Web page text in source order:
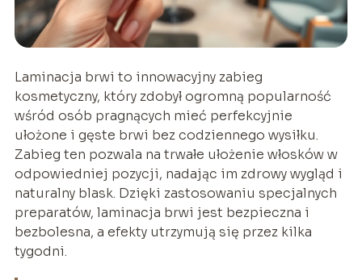
Laminacja brwi to innowacyjny zabieg
kosmetyczny, który zdobył ogromną popularność
wśród osób pragnących mieć perfekcyjnie
ułożone i gęste brwi bez codziennego wysiłku.
Zabieg ten pozwala na trwałe ułożenie włosków w
odpowiedniej pozycji, nadając im zdrowy wygląd i
naturalny blask. Dzięki zastosowaniu specjalnych
preparatów, laminacja brwi jest bezpieczna i
bezbolesna, a efekty utrzymują się przez kilka
tygodni.